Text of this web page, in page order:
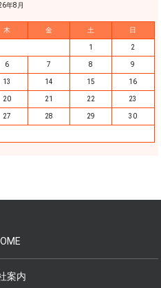
年8月
木 金 土 日
1 2
6 7 8 9
13 14 15 16
20 21 22 23
27 28 29 30
案内